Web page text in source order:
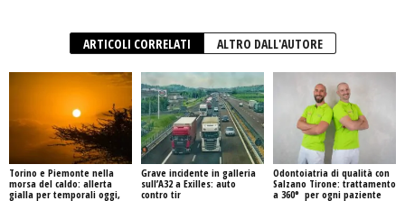
ARTICOLI CORRELATI ALTRO DALL'AUTORE
Torino e Piemonte nella
morsa del caldo: allerta
gialla per temporali oggi,
Grave incidente in galleria
sull’A32 a Exilles: auto
contro tir
Odontoiatria di qualità con
Salzano Tirone: trattamento
a 360° per ogni paziente